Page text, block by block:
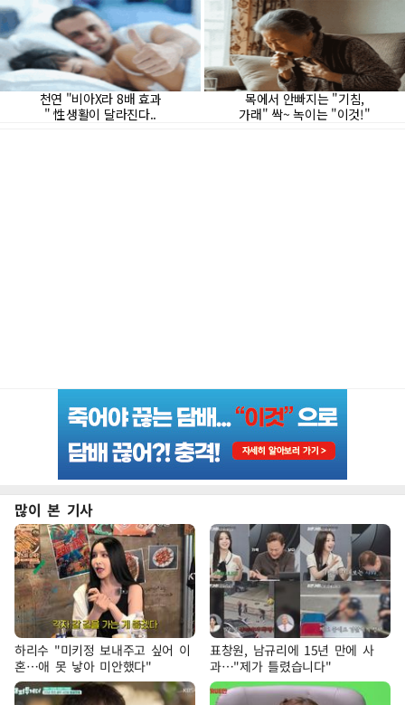
많이 본 기사
하리수 "미키정 보내주고 싶어 이
혼…애 못 낳아 미안했다"
표창원, 남규리에 15년 만에 사
과…"제가 틀렸습니다"